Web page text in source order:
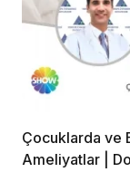
Çocuklarda ve
Ameliyatlar |